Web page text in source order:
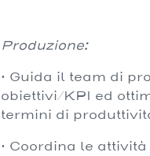
Produzione:
· Guida il team di
obiettivi/KPI ed
termini di
· Coordina le